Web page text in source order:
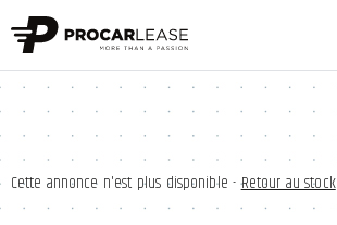
Cette annonce n'est plus disponible -Retour au stock